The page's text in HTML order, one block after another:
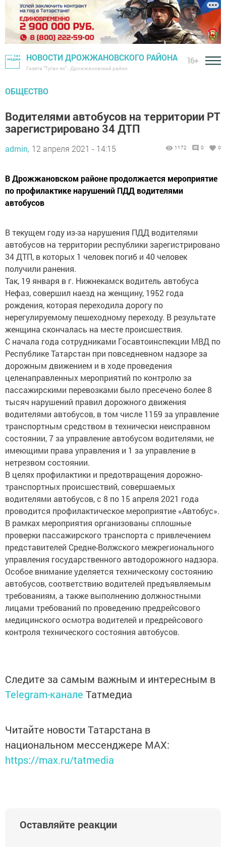
НОВОСТИ ДРОЖЖАНОВСКОГО РАЙОНА
Газета "Туган як" - Дрожжановский район
16+
ОБЩЕСТВО
Водителями автобусов на территории РТ
зарегистрировано 34 ДТП
admin, 12 апреля 2021 - 14:15 1172 0 0
В Дрожжановском районе продолжается мероприятие
по профилактике нарушений ПДД водителями
автобусов
В текущем году из-за нарушения ПДД водителями
автобусов на территории республики зарегистрировано
34 ДТП, в которых 1 человек погиб и 40 человек
получили ранения.
Так, 19 января в г. Нижнекамск водитель автобуса
Нефаз, совершил наезд на женщину, 1952 года
рождения, которая переходила дорогу по
нерегулируемому пешеходному переходу. В результате
женщина скончалась на месте происшествия.
С начала года сотрудниками Госавтоинспекции МВД по
Республике Татарстан при повседневном надзоре за
дорожным движением и в ходе проведения
целенаправленных мероприятий по контролю за
пассажирскими перевозками было пресечено более 8
тысяч нарушений правил дорожного движения
водителями автобусов, в том числе 1159 за управление
транспортным средством в технически неисправном
состоянии, 7 за управление автобусом водителями, не
имеющими права управления и 1 за управление в
нетрезвом состоянии.
В целях профилактики и предотвращения дорожно-
транспортных происшествий, совершаемых
водителями автобусов, с 8 по 15 апреля 2021 года
проводится профилактическое мероприятие «Автобус».
В рамках мероприятия организованы сплошные
проверки пассажирского транспорта с привлечением
представителей Средне-Волжского межрегионального
управления государственного автодорожного надзора.
Особое внимание уделяется техническому состоянию
автобусов, соответствию водителей предъявляемым
требованиям, а также выполнению должностными
лицами требований по проведению предрейсового
медицинского осмотра водителей и предрейсового
контроля технического состояния автобусов.
Следите за самым важным и интересным в
Telegram-канале Татмедиа
Читайте новости Татарстана в
национальном мессенджере MАХ:
https://max.ru/tatmedia
Оставляйте реакции